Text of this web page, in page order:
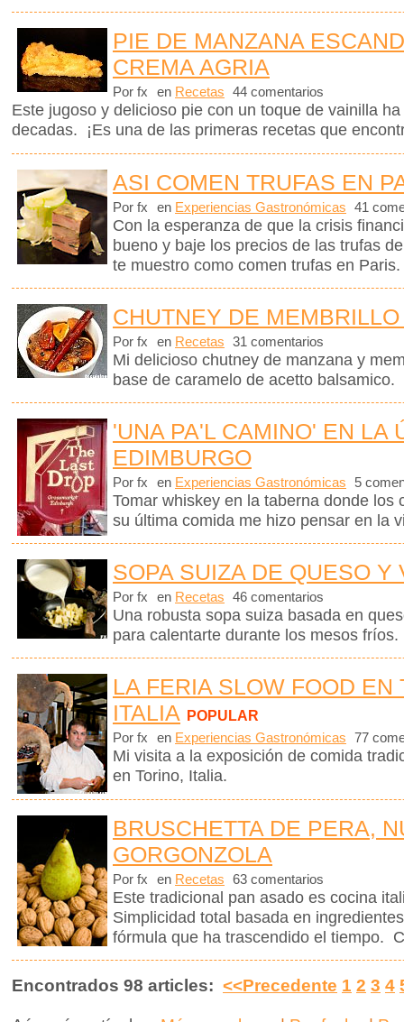
PIE DE MANZANA
CREMA AGRIA
Por fx en Recetas 44 comentarios
Este jugoso y delicioso pie con un toque de vainilla
decadas. ¡Es una de las primeras recetas que
ASI COMEN TRUFAS EN
Por fx en Experiencias Gastronómicas 41
Con la esperanza de que la crisis
bueno y baje los precios de las trufas
te muestro como comen trufas en Paris.
CHUTNEY DE
Por fx en Recetas 31 comentarios
Mi delicioso chutney de manzana y
base de caramelo de acetto balsamico.
'UNA PA'L CAMINO' EN LA
EDIMBURGO
Por fx en Experiencias Gastronómicas 5
Tomar whiskey en la taberna donde los
su última comida me hizo pensar en la
SOPA SUIZA DE QUESO Y
Por fx en Recetas 46 comentarios
Una robusta sopa suiza basada en
para calentarte durante los mesos fríos.
LA FERIA SLOW FOOD EN
ITALIA
POPULAR
Por fx en Experiencias Gastronómicas 77
Mi visita a la exposición de comida
en Torino, Italia.
BRUSCHETTA DE PERA,
GORGONZOLA
Por fx en Recetas 63 comentarios
Este tradicional pan asado es cocina
Simplicidad total basada en
fórmula que ha trascendido el tiempo.
Encontrados 98 articles: <<Precedente 1 2 3 4